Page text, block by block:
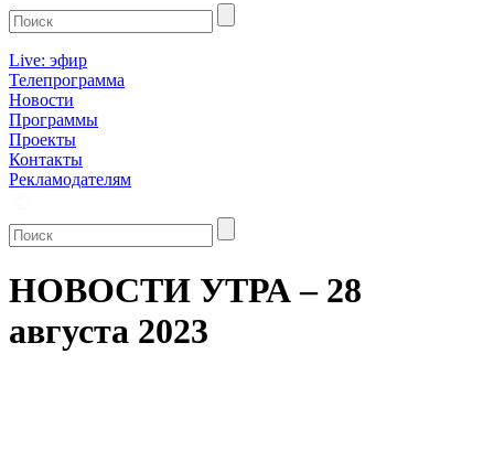
Live: эфир
Телепрограмма
Новости
Программы
Проекты
Контакты
Рекламодателям
НОВОСТИ УТРА – 28
августа 2023